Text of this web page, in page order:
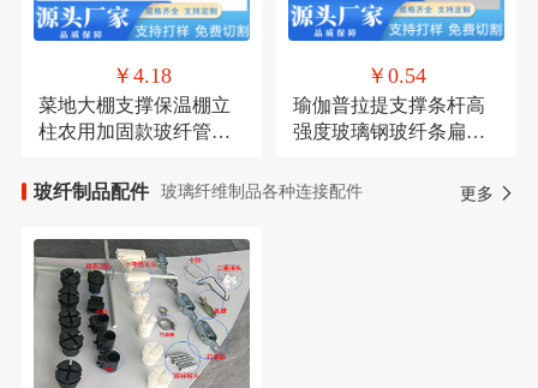
￥4.18
菜地大棚支撑保温棚立
柱农用加固款玻纤管批
￥0.54
瑜伽普拉提支撑条杆高
强度玻璃钢玻纤条扁条
玻纤制品配件
玻璃纤维制品各种连接配件 更多